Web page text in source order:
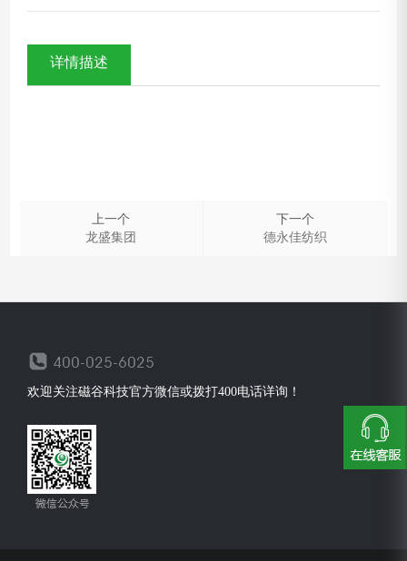
详情描述
上一个
龙盛集团
下一个
德永佳纺织
欢迎关注磁谷科技官方微信或拨打400电话详询！